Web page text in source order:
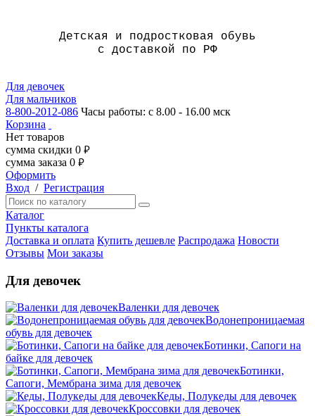
Детская и подростковая обувь
с доставкой по РФ
Для девочек
Для мальчиков
8-800-2012-086 Часы работы: с 8.00 - 16.00 мск
Корзина
Нет товаров
сумма скидки 0 руб.
сумма заказа 0 руб.
Оформить
Вход / Регистрация
Каталог
Пункты каталога
Доставка и оплата Купить дешевле Распродажа Новости
Отзывы Мои заказы
Для девочек
Валенки для девочек
Водонепроницаемая
обувь для девочек
Ботинки, Сапоги на
байке для девочек
Ботинки,
Сапоги, Мембрана зима для девочек
Кеды, Полукеды для девочек
Кроссовки для девочек